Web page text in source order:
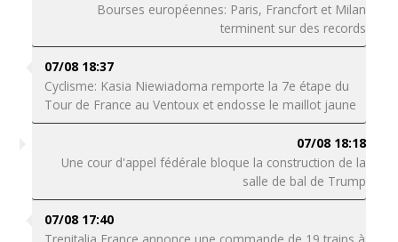
Bourses européennes: Paris, Francfort et Milan
terminent sur des records
07/08 18:37
Cyclisme: Kasia Niewiadoma remporte la 7e étape du
Tour de France au Ventoux et endosse le maillot jaune
07/08 18:18
Une cour d'appel fédérale bloque la construction de la
salle de bal de Trump
07/08 17:40